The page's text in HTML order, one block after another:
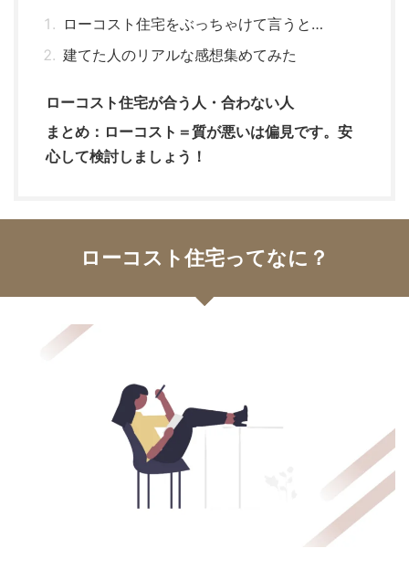
ローコスト住宅をぶっちゃけて言うと…
建てた人のリアルな感想集めてみた
ローコスト住宅が合う人・合わない人
まとめ：ローコスト＝質が悪いは偏見です。安
心して検討しましょう！
ローコスト住宅ってなに？